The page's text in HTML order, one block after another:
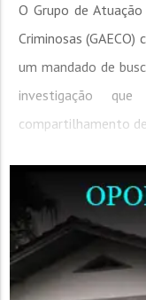
O Grupo de
Criminosas
um mandado de
investigação
compartilhamento
foi realizada pelo